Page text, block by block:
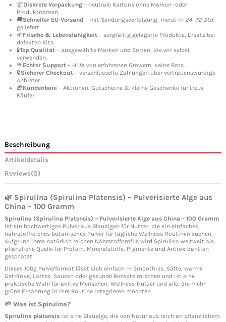
📦Diskrete Verpackung – neutrale Kartons ohne Marken- oder
Produktnamen.
🚚Schneller EU-Versand – mit Sendungsverfolgung, meist in 24–72 Std.
geliefert.
🌱Frische & Lebensfähigkeit – sorgfältig gelagerte Produkte, Ersatz bei
defekten Kits.
🧪Top Qualität – ausgewählte Marken und Sorten, die wir selbst
verwenden.
💬Echter Support – Hilfe von erfahrenen Growern, keine Bots.
🔒Sicherer Checkout – verschlüsselte Zahlungen über vertrauenswürdige
Anbieter.
🎁Kundenboni – Aktionen, Gutscheine & kleine Geschenke für treue
Käufer.
Beschreibung
Artikeldetails
Reviews(0)
🌿 Spirulina (Spirulina Platensis) – Pulverisierte Alge aus
China – 100 Gramm
Spirulina (Spirulina Platensis) – Pulverisierte Alge aus China – 100 Gramm
ist ein hochwertiges Pulver aus Blaualgen für Nutzer, die ein einfaches,
nährstoffreiches botanisches Pulver für tägliche Wellness-Routinen suchen.
Aufgrund ihres natürlich reichen Nährstoffprofils wird Spirulina weltweit als
pflanzliche Quelle für Protein, Mineralstoffe, Pigmente und Antioxidantien
geschätzt.
Dieses 100g Pulverformat lässt sich einfach in Smoothies, Säfte, warme
Getränke, Lattes, Saucen oder gesunde Rezepte mischen und ist eine
praktische Wahl für aktive Menschen, Wellness-Nutzer und alle, die mehr
grüne Ernährung in ihre Routine integrieren möchten.
🌱 Was ist Spirulina?
Spirulina platensis ist eine Blaualge, die von Natur aus reich an pflanzlichem